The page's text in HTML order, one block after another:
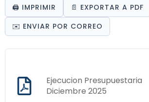
🖨️ IMPRIMIR
📄 EXPORTAR A PDF
✉️ ENVIAR POR CORREO
Ejecucion Presupuestaria
Diciembre 2025